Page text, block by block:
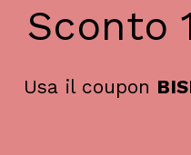
Sconto
Usa il coupon